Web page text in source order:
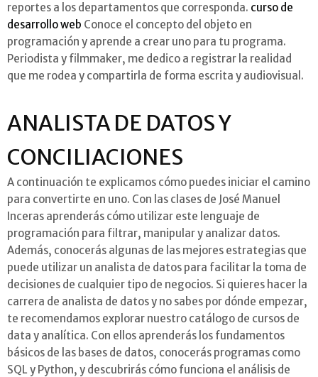
reportes a los departamentos que corresponda. curso de
desarrollo web Conoce el concepto del objeto en
programación y aprende a crear uno para tu programa.
Periodista y filmmaker, me dedico a registrar la realidad
que me rodea y compartirla de forma escrita y audiovisual.
ANALISTA DE DATOS Y
CONCILIACIONES
A continuación te explicamos cómo puedes iniciar el camino
para convertirte en uno. Con las clases de José Manuel
Inceras aprenderás cómo utilizar este lenguaje de
programación para filtrar, manipular y analizar datos.
Además, conocerás algunas de las mejores estrategias que
puede utilizar un analista de datos para facilitar la toma de
decisiones de cualquier tipo de negocios. Si quieres hacer la
carrera de analista de datos y no sabes por dónde empezar,
te recomendamos explorar nuestro catálogo de cursos de
data y analítica. Con ellos aprenderás los fundamentos
básicos de las bases de datos, conocerás programas como
SQL y Python, y descubrirás cómo funciona el análisis de